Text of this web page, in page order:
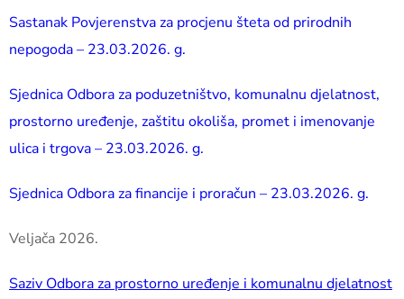
Sastanak Povjerenstva za procjenu šteta od prirodnih
nepogoda – 23.03.2026. g.
Sjednica Odbora za poduzetništvo, komunalnu djelatnost,
prostorno uređenje, zaštitu okoliša, promet i imenovanje
ulica i trgova – 23.03.2026. g.
Sjednica Odbora za financije i proračun – 23.03.2026. g.
Veljača 2026.
Saziv Odbora za prostorno uređenje i komunalnu djelatnost